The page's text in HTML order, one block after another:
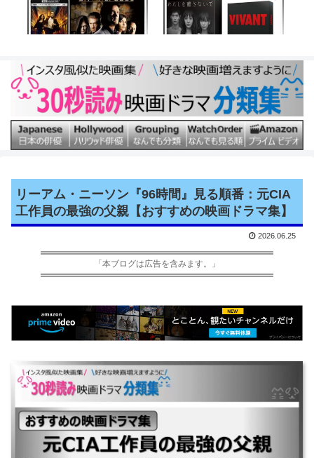
リーアム・ニーソン『96時間』見る順番：元CIA
工作員の最強の父親【おすすめの映画ドラマ集】
2026.06.25
「本ブログは広告を含みます。」